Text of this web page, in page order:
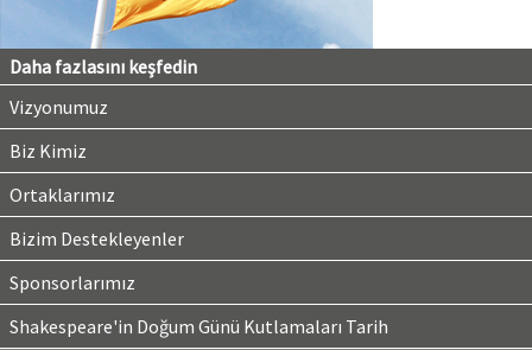
Daha fazlasını keşfedin
Vizyonumuz
Biz Kimiz
Ortaklarımız
Bizim Destekleyenler
Sponsorlarımız
Shakespeare'in Doğum Günü Kutlamaları Tarih